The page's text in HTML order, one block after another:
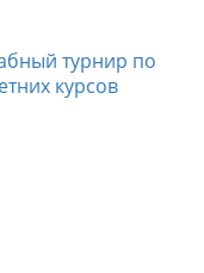
турнир по
курсов